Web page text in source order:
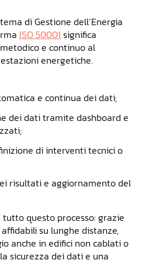
di Gestione dell’Energia
ISO 50001 significa
e continuo al
energetiche.
e continua dei dati;
dei dati tramite dashboard e
di interventi tecnici o
risultati e aggiornamento del
tutto questo processo: grazie
su lunghe distanze,
anche in edifici non cablati o
sicurezza dei dati e una